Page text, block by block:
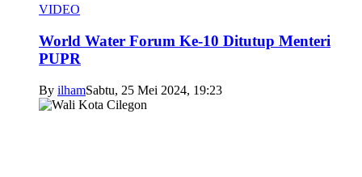
VIDEO
World Water Forum Ke-10 Ditutup Menteri
PUPR
By ilhamSabtu, 25 Mei 2024, 19:23